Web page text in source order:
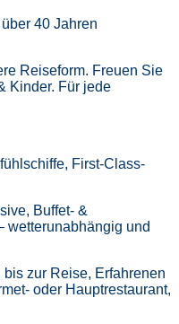
40 Jahren
Reiseform. Freuen Sie
Kinder. Für jede
First-Class-
Buffet- &
wetterunabhängig und
bis zur Reise, Erfahrenen
oder Hauptrestaurant,